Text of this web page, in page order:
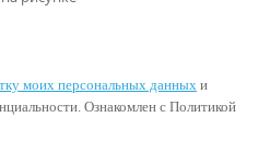
моих персональных данных и
Ознакомлен с Политикой